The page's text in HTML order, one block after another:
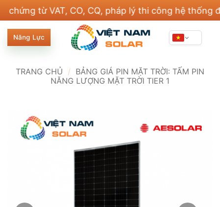
nội
dung
từ VAT, CO, CQ, pháp lý thi công hệ thống điện
Năng Lực
TRANG CHỦ / BẢNG GIÁ PIN MẶT TRỜI: TẤM PIN
NĂNG LƯỢNG MẶT TRỜI TIER 1